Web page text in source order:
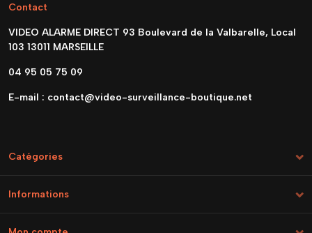
Contact
VIDEO ALARME DIRECT 93 Boulevard de la Valbarelle, Local
103 13011 MARSEILLE
04 95 05 75 09
E-mail : contact@video-surveillance-boutique.net
Catégories
Informations